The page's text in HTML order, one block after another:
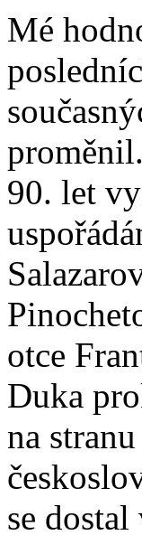
Mé
90. let
otce
Duka
na
se